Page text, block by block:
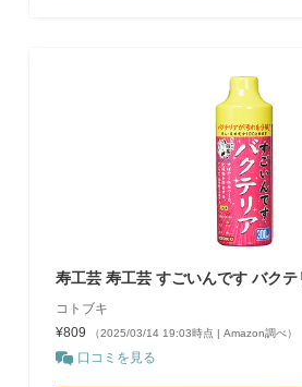
寿工芸 寿工芸 すごいんです バク
コトブキ
¥809
（2025/03/14 19:03時点 | Amazon調べ）
口コミを見る